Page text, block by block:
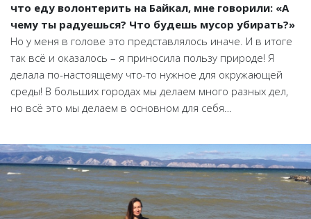
что еду волонтерить на Байкал, мне говорили: «А
чему ты радуешься? Что будешь мусор убирать?»
Но у меня в голове это представлялось иначе. И в итоге
так всё и оказалось – я приносила пользу природе! Я
делала по-настоящему что-то нужное для окружающей
среды! В больших городах мы делаем много разных дел,
но всё это мы делаем в основном для себя…